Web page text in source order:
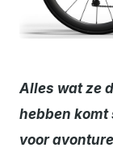
JPG
Alles wat ze
hebben komt
voor